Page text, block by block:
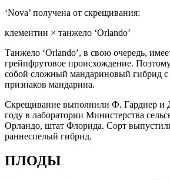
‘Nova’ получена от скрещивания:
клементин × танжело ‘Orlando’
Танжело ‘Orlando’, в свою очередь,
грейпфрутовое происхождение. Поэтому
собой сложный мандариновый гибрид с
признаков мандарина.
Скрещивание выполнили Ф. Гарднер и
году в лаборатории Министерства
Орландо, штат Флорида. Сорт
раннеспелый гибрид.
ПЛОДЫ